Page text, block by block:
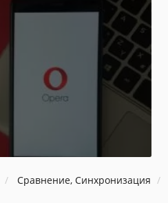
Сравнение, Синхронизация